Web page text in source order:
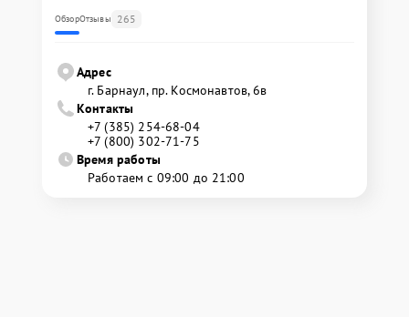
ОбзорОтзывы 265
Адрес
г. Барнаул, ​пр. Космонавтов, 6в
Контакты
+7 (385) 254-68-04
+7 (800) 302-71-75
Время работы
Работаем с 09:00 до 21:00